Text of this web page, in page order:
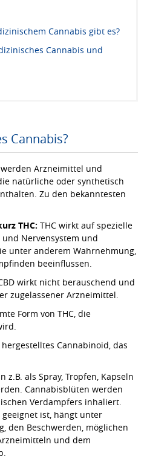
Cannabis gibt es?
Cannabis und
Cannabis?
Arzneimittel und
natürliche oder synthetisch
Zu den bekanntesten
THC: THC wirkt auf spezielle
Nervensystem und
unter anderem Wahrnehmung,
beeinflussen.
wirkt nicht berauschend und
zugelassener Arzneimittel.
Form von THC, die
Cannabinoid, das
z.B. als Spray, Tropfen, Kapseln
Cannabisblüten werden
Verdampfers inhaliert.
ist, hängt unter
den Beschwerden, möglichen
und dem